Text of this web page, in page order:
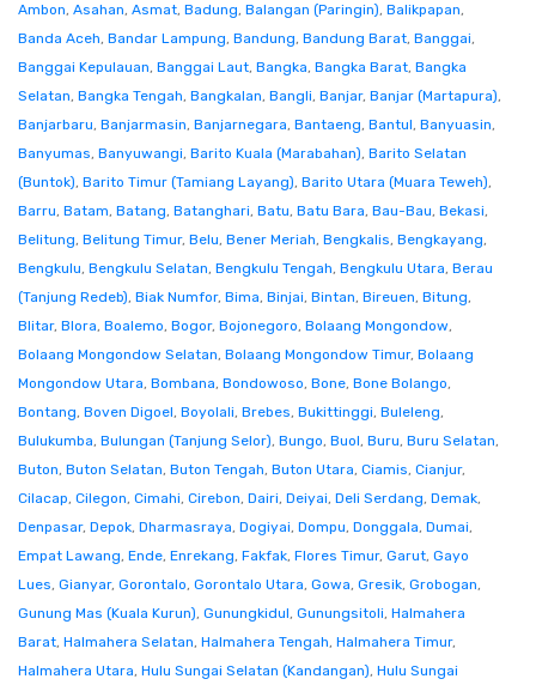
Ambon, Asahan, Asmat, Badung, Balangan (Paringin), Balikpapan,
Banda Aceh, Bandar Lampung, Bandung, Bandung Barat, Banggai,
Banggai Kepulauan, Banggai Laut, Bangka, Bangka Barat, Bangka
Selatan, Bangka Tengah, Bangkalan, Bangli, Banjar, Banjar (Martapura),
Banjarbaru, Banjarmasin, Banjarnegara, Bantaeng, Bantul, Banyuasin,
Banyumas, Banyuwangi, Barito Kuala (Marabahan), Barito Selatan
(Buntok), Barito Timur (Tamiang Layang), Barito Utara (Muara Teweh),
Barru, Batam, Batang, Batanghari, Batu, Batu Bara, Bau-Bau, Bekasi,
Belitung, Belitung Timur, Belu, Bener Meriah, Bengkalis, Bengkayang,
Bengkulu, Bengkulu Selatan, Bengkulu Tengah, Bengkulu Utara, Berau
(Tanjung Redeb), Biak Numfor, Bima, Binjai, Bintan, Bireuen, Bitung,
Blitar, Blora, Boalemo, Bogor, Bojonegoro, Bolaang Mongondow,
Bolaang Mongondow Selatan, Bolaang Mongondow Timur, Bolaang
Mongondow Utara, Bombana, Bondowoso, Bone, Bone Bolango,
Bontang, Boven Digoel, Boyolali, Brebes, Bukittinggi, Buleleng,
Bulukumba, Bulungan (Tanjung Selor), Bungo, Buol, Buru, Buru Selatan,
Buton, Buton Selatan, Buton Tengah, Buton Utara, Ciamis, Cianjur,
Cilacap, Cilegon, Cimahi, Cirebon, Dairi, Deiyai, Deli Serdang, Demak,
Denpasar, Depok, Dharmasraya, Dogiyai, Dompu, Donggala, Dumai,
Empat Lawang, Ende, Enrekang, Fakfak, Flores Timur, Garut, Gayo
Lues, Gianyar, Gorontalo, Gorontalo Utara, Gowa, Gresik, Grobogan,
Gunung Mas (Kuala Kurun), Gunungkidul, Gunungsitoli, Halmahera
Barat, Halmahera Selatan, Halmahera Tengah, Halmahera Timur,
Halmahera Utara, Hulu Sungai Selatan (Kandangan), Hulu Sungai